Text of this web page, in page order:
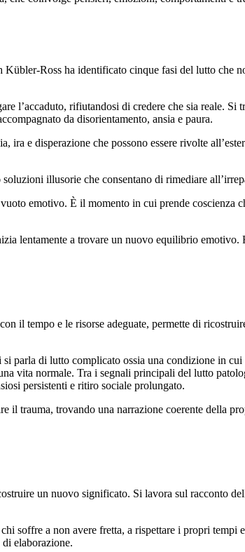
Ross ha identificato cinque fasi del lutto che
l’accaduto, rifiutandosi di credere che sia reale.
da disorientamento, ansia e paura.
ira e disperazione che possono essere rivolte
illusorie che consentano di rimediare
emotivo. È il momento in cui prende coscienza
lentamente a trovare un nuovo equilibrio
il tempo e le risorse adeguate, permette di
parla di lutto complicato ossia una condizione in
vita normale. Tra i segnali principali del lutto
persistenti e ritiro sociale prolungato.
trauma, trovando una narrazione coerente della
un nuovo significato. Si lavora sul racconto
soffre a non avere fretta, a rispettare i propri tempi
elaborazione.